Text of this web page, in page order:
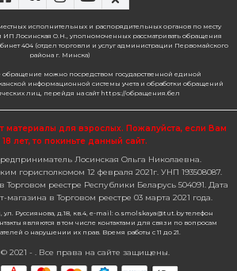
исполнительных и распорядительных органов по месту
ИП Лосинская О.Н., уполномоченных рассматривать обращения
404 (отдел торговли и услуг администрации Первомайского
района г. Минска)
обращение можно посредством государственной единой
информационной системы учета и обработки обращений
лиц, перейдя на сайт https://обращения.бел
материалы для взрослых. Пожалуйста, если Вам
лет, то покиньте данный сайт.
Лосинская Ольга Николаевна.
горисполкомом 12 февраля 2021г. УНП 193508087.
реестре Республики Беларусь 504091. Дата
магазина в Торговом реестре 03 марта 2021 года.
ул. Руссиянова, д.18, кв.4, e-mail: o.smolskaya@tut.by телефон
являются в том числе контактами для связи по вопросам
о нарушении их прав. Время работы с 11 до 21.
© 2021 - . Все права на сайте защищены.